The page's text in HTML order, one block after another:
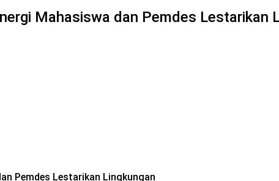
Mahasiswa dan Pemdes Lestarikan
Pemdes Lestarikan Lingkungan